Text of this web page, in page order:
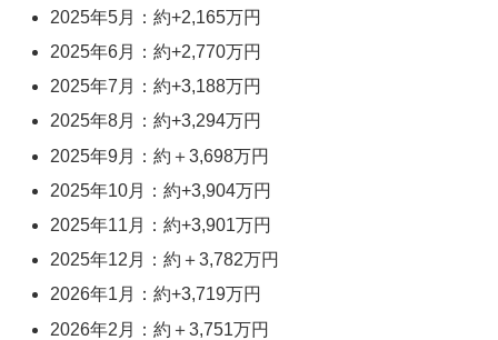
2025年5月：約+2,165万円
2025年6月：約+2,770万円
2025年7月：約+3,188万円
2025年8月：約+3,294万円
2025年9月：約＋3,698万円
2025年10月：約+3,904万円
2025年11月：約+3,901万円
2025年12月：約＋3,782万円
2026年1月：約+3,719万円
2026年2月：約＋3,751万円